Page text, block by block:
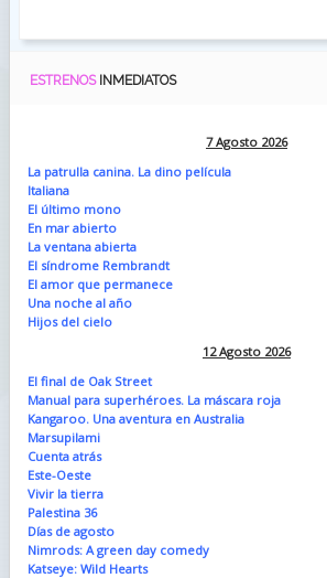
ESTRENOS INMEDIATOS
7 Agosto 2026
La patrulla canina. La dino película
Italiana
El último mono
En mar abierto
La ventana abierta
El síndrome Rembrandt
El amor que permanece
Una noche al año
Hijos del cielo
12 Agosto 2026
El final de Oak Street
Manual para superhéroes. La máscara roja
Kangaroo. Una aventura en Australia
Marsupilami
Cuenta atrás
Este-Oeste
Vivir la tierra
Palestina 36
Días de agosto
Nimrods: A green day comedy
Katseye: Wild Hearts